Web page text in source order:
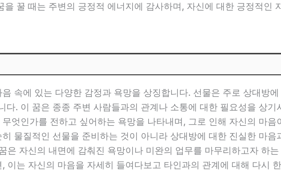
을 꿀 때는 주변의 긍정적 에너지에 감사하며, 자신에 대한 긍정적인
속에 있는 다양한 감정과 욕망을 상징합니다. 선물은 주로 상대방
다. 이 꿈은 종종 주변 사람들과의 관계나 소통에 대한 필요성을 상기
엇인가를 전하고 싶어하는 욕망을 나타내며, 그로 인해 자신의 마음
물질적인 선물을 준비하는 것이 아니라 상대방에 대한 진실한 마음
은 자신의 내면에 감춰진 욕망이나 미완의 업무를 마무리하고자 하
이는 자신의 마음을 자세히 들여다보고 타인과의 관계에 대해 다시